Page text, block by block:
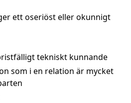
ett oseriöst eller okunnigt
tekniskt kunnande
som i en relation är mycket